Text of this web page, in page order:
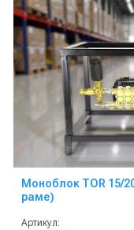
Моноблок TOR 15/
раме)
Артикул: